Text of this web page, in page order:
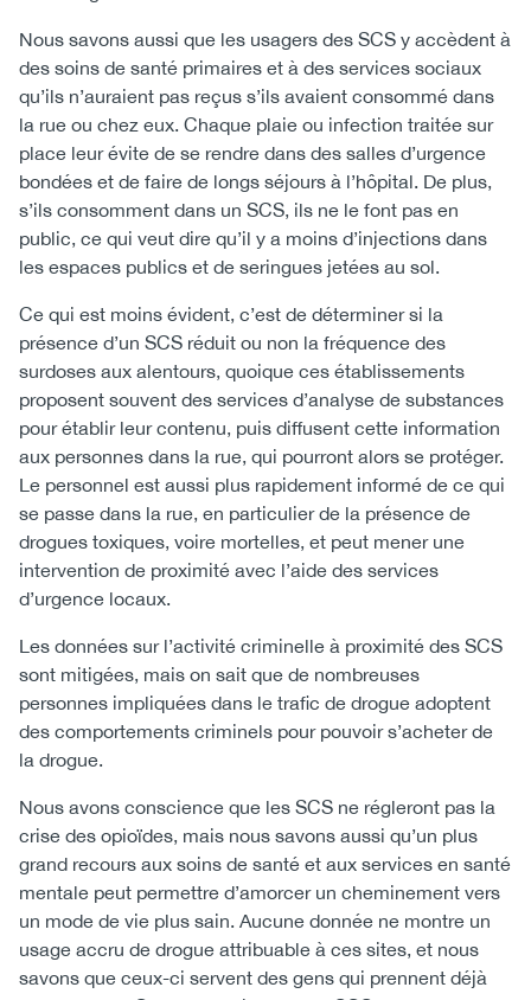
Nous savons aussi que les usagers des SCS y accèdent à
des soins de santé primaires et à des services sociaux
qu’ils n’auraient pas reçus s’ils avaient consommé dans
la rue ou chez eux. Chaque plaie ou infection traitée sur
place leur évite de se rendre dans des salles d’urgence
bondées et de faire de longs séjours à l’hôpital. De plus,
s’ils consomment dans un SCS, ils ne le font pas en
public, ce qui veut dire qu’il y a moins d’injections dans
les espaces publics et de seringues jetées au sol.
Ce qui est moins évident, c’est de déterminer si la
présence d’un SCS réduit ou non la fréquence des
surdoses aux alentours, quoique ces établissements
proposent souvent des services d’analyse de substances
pour établir leur contenu, puis diffusent cette information
aux personnes dans la rue, qui pourront alors se protéger.
Le personnel est aussi plus rapidement informé de ce qui
se passe dans la rue, en particulier de la présence de
drogues toxiques, voire mortelles, et peut mener une
intervention de proximité avec l’aide des services
d’urgence locaux.
Les données sur l’activité criminelle à proximité des SCS
sont mitigées, mais on sait que de nombreuses
personnes impliquées dans le trafic de drogue adoptent
des comportements criminels pour pouvoir s’acheter de
la drogue.
Nous avons conscience que les SCS ne régleront pas la
crise des opioïdes, mais nous savons aussi qu’un plus
grand recours aux soins de santé et aux services en santé
mentale peut permettre d’amorcer un cheminement vers
un mode de vie plus sain. Aucune donnée ne montre un
usage accru de drogue attribuable à ces sites, et nous
savons que ceux-ci servent des gens qui prennent déjà